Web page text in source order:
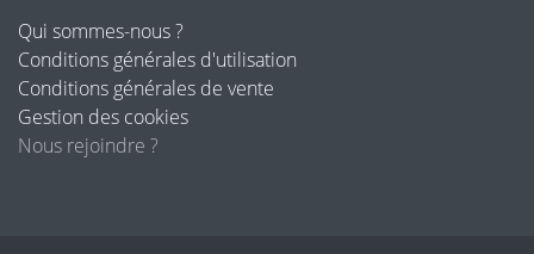
Qui sommes-nous ?
Conditions générales d'utilisation
Conditions générales de vente
Gestion des cookies
Nous rejoindre ?